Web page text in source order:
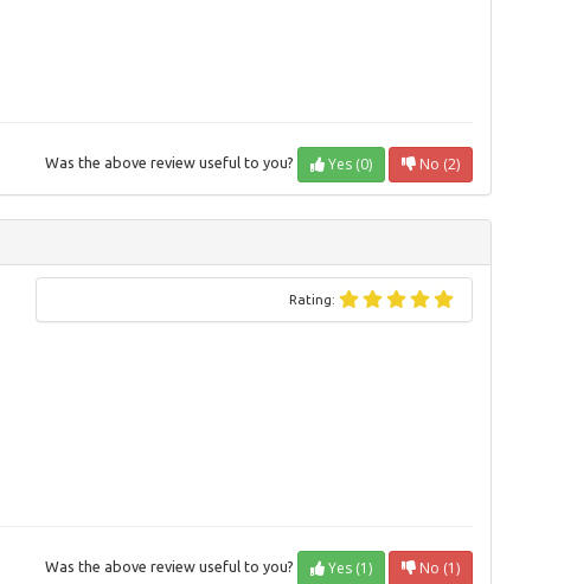
Was the above review useful to you? Yes (0) No (2)
Rating:
Was the above review useful to you? Yes (1) No (1)